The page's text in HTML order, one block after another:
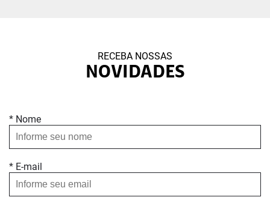
RECEBA NOSSAS
NOVIDADES
* Nome
* E-mail